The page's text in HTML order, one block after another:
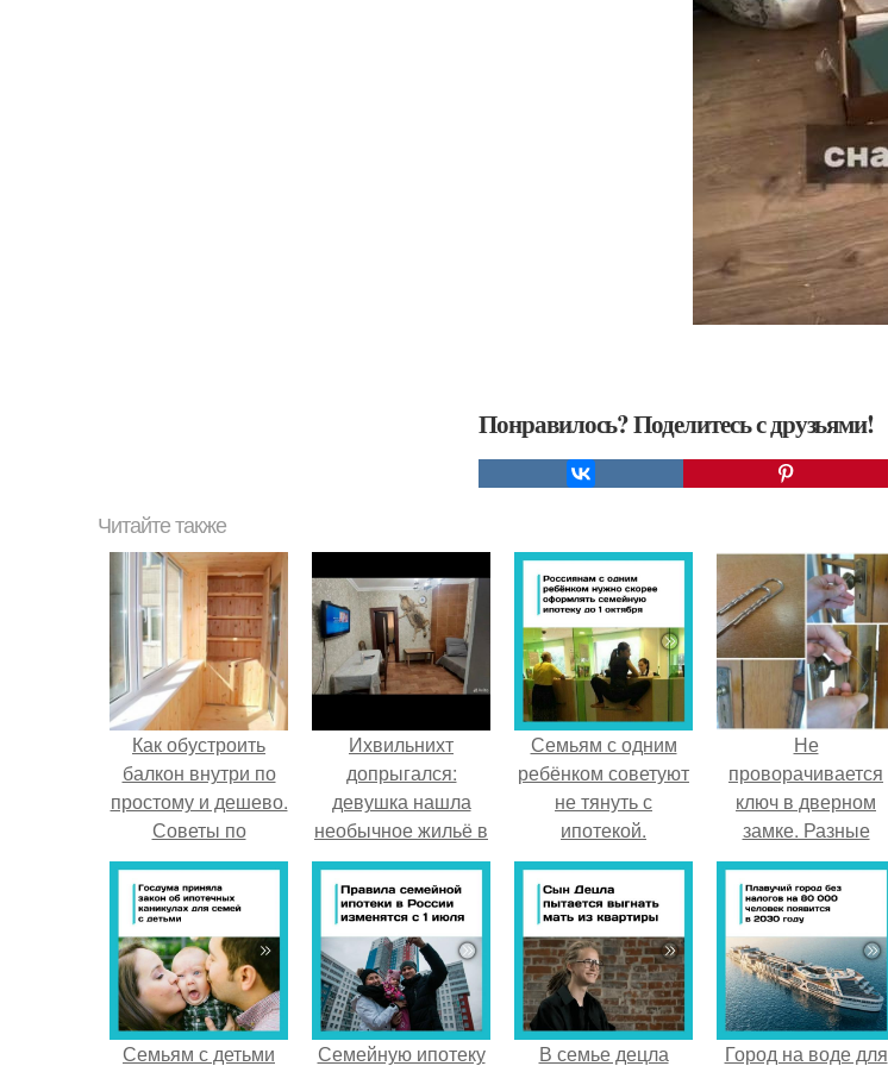
Понравилось? Поделитесь с друзьями!
Читайте также
Как обустроить
балкон внутри по
простому и дешево.
Советы по
обустройству
балкона
Ихвильнихт
допрыгался:
девушка нашла
необычное жильё в
Пятигорске.
Семьям с одним
ребёнком советуют
не тянуть с
ипотекой.
Не
проворачивается
ключ в дверном
замке. Разные
технические
неполадки, и как
при них вскрыть
дверной замок
Семьям с детьми Семейную ипотеку В семье децла Город на воде для